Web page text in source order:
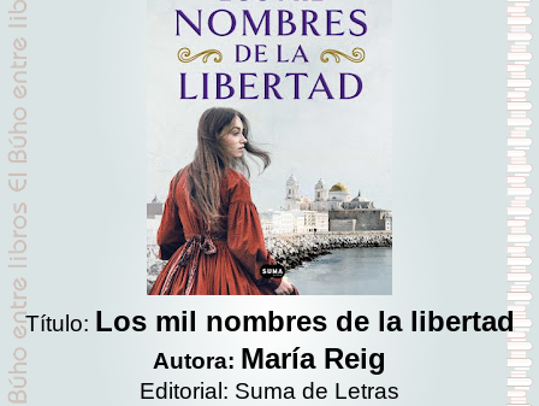
Título: Los mil nombres de la libertad
Autora: María Reig
Editorial: Suma de Letras